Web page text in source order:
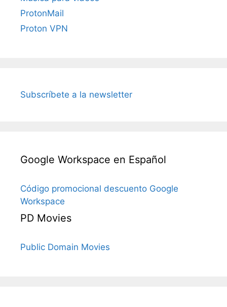
ProtonMail
Proton VPN
Subscríbete a la newsletter
Google Workspace en Español
Código promocional descuento Google
Workspace
PD Movies
Public Domain Movies